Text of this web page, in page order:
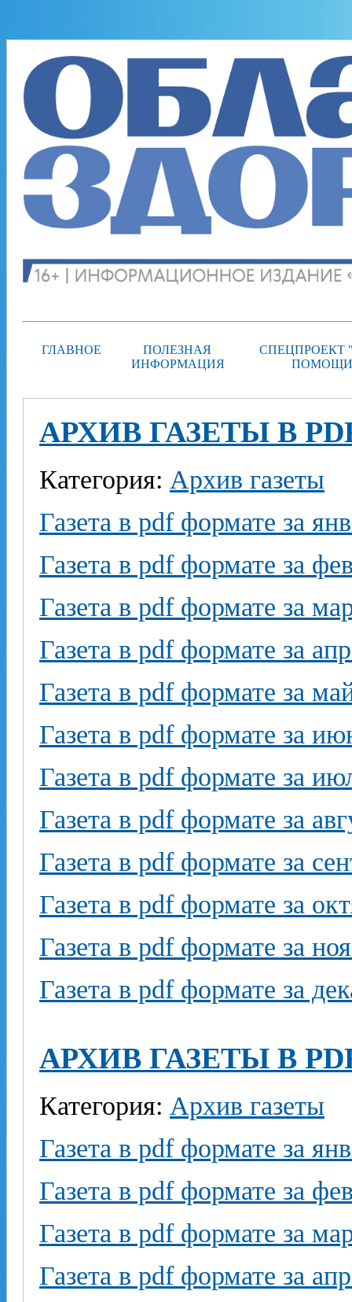
ГЛАВНОЕ
ПОЛЕЗНАЯ
ИНФОРМАЦИЯ
СПЕЦПРОЕКТ
АРХИВ ГАЗЕТЫ В
Категория: Архив газеты
Газета в pdf формате за
Газета в pdf формате за
Газета в pdf формате за
Газета в pdf формате за
Газета в pdf формате за
Газета в pdf формате за
Газета в pdf формате за
Газета в pdf формате за
Газета в pdf формате за
Газета в pdf формате за
Газета в pdf формате за
Газета в pdf формате за
АРХИВ ГАЗЕТЫ В
Категория: Архив газеты
Газета в pdf формате за
Газета в pdf формате за
Газета в pdf формате за
Газета в pdf формате за